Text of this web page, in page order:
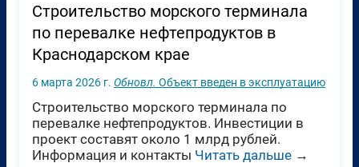
Строительство морского терминала
по перевалке нефтепродуктов в
Краснодарском крае
6 марта 2026 г. Обновл. Объект введен в эксплуатацию
Строительство морского терминала по
перевалке нефтепродуктов. Инвестиции в
проект составят около 1 млрд рублей.
Информация и контакты Читать дальше →